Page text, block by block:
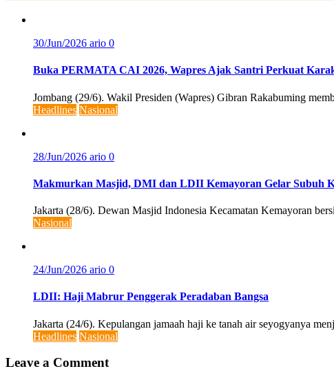
30/Jun/2026 ario 0
Buka PERMATA CAI 2026, Wapres Ajak Santri Perkuat
Jombang (29/6). Wakil Presiden (Wapres) Gibran Rakabuming
Headlines Nasional
28/Jun/2026 ario 0
Makmurkan Masjid, DMI dan LDII Kemayoran Gelar Subuh
Jakarta (28/6). Dewan Masjid Indonesia Kecamatan Kemayoran
Nasional
24/Jun/2026 ario 0
LDII: Haji Mabrur Penggerak Peradaban Bangsa
Jakarta (24/6). Kepulangan jamaah haji ke tanah air seyogyanya
Headlines Nasional
Leave a Comment